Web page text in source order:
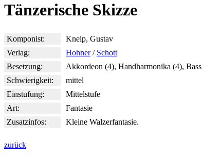
Tänzerische Skizze
Komponist:
Kneip, Gustav
Verlag:
Hohner/ Schott
Besetzung:
Akkordeon (4), Handharmonika (4), Bass
Schwierigkeit:
mittel
Einstufung:
Mittelstufe
Art:
Fantasie
Zusatzinfos:
Kleine Walzerfantasie.
zurück